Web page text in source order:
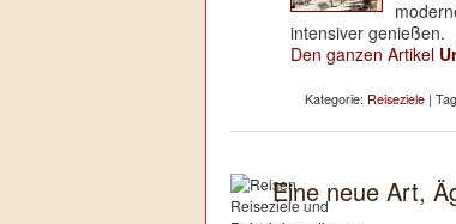
intensiver genießen.
Den ganzen Artikel
Kategorie: Reiseziele |
Eine neue Art,